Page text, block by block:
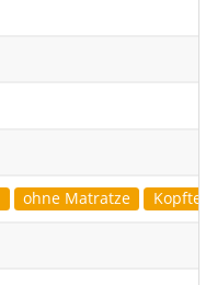
ohne Matratze Kopfteil